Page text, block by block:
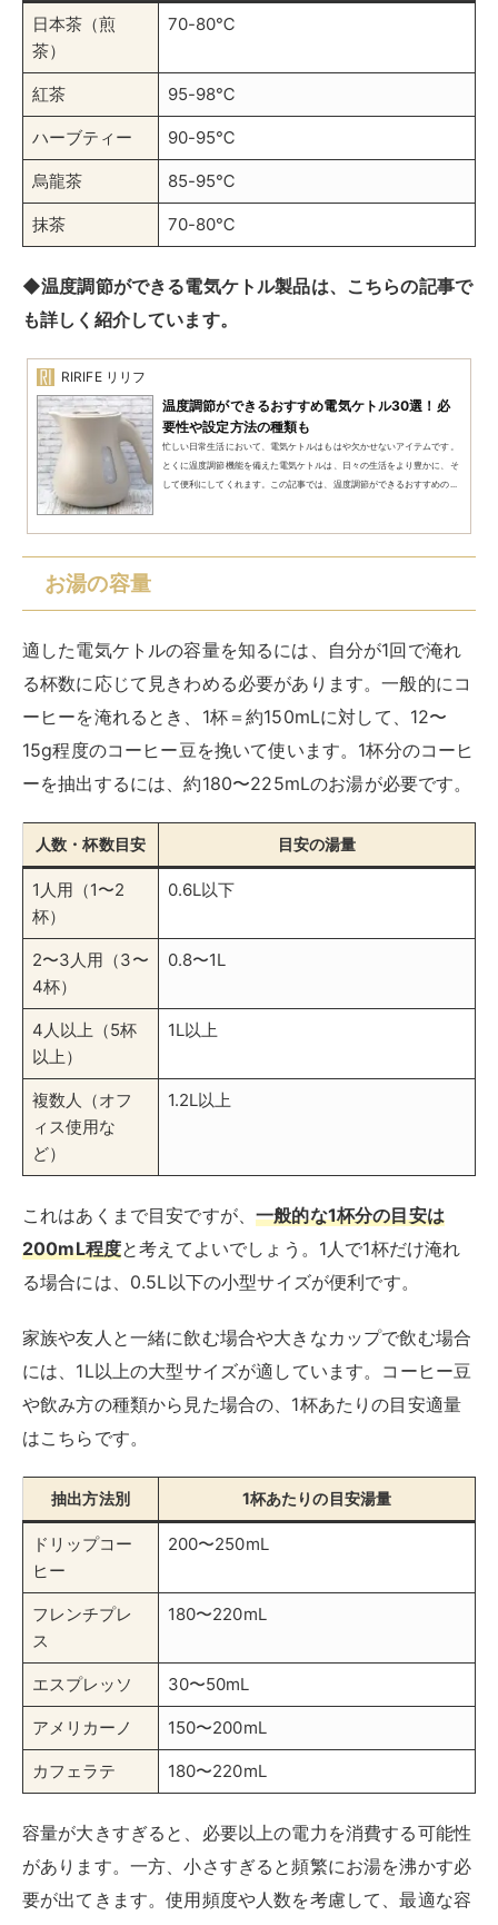
日本茶（煎
茶）
70-80℃
紅茶 95-98℃
ハーブティー 90-95℃
烏龍茶 85-95℃
抹茶 70-80℃
◆温度調節ができる電気ケトル製品は、こちらの記事で
も詳しく紹介しています。
RIRIFE リリフ
温度調節ができるおすすめ電気ケトル30選！必
要性や設定方法の種類も
忙しい日常生活において、電気ケトルはもはや欠かせないアイテムです。
とくに温度調節機能を備えた電気ケトルは、日々の生活をより豊かに、そ
して便利にしてくれます。この記事では、温度調節ができるおすすめの...
お湯の容量
適した電気ケトルの容量を知るには、自分が1回で淹れ
る杯数に応じて見きわめる必要があります。一般的にコ
ーヒーを淹れるとき、1杯＝約150mLに対して、12〜
15g程度のコーヒー豆を挽いて使います。1杯分のコーヒ
ーを抽出するには、約180〜225mLのお湯が必要です。
人数・杯数目安 目安の湯量
1人用（1〜2
杯）
0.6L以下
2〜3人用（3〜
4杯）
0.8〜1L
4人以上（5杯
以上）
1L以上
複数人（オフ
ィス使用な
ど）
1.2L以上
これはあくまで目安ですが、一般的な1杯分の目安は
200mL程度と考えてよいでしょう。1人で1杯だけ淹れ
る場合には、0.5L以下の小型サイズが便利です。
家族や友人と一緒に飲む場合や大きなカップで飲む場合
には、1L以上の大型サイズが適しています。コーヒー豆
や飲み方の種類から見た場合の、1杯あたりの目安適量
はこちらです。
抽出方法別 1杯あたりの目安湯量
ドリップコー
ヒー
200〜250mL
フレンチプレ
ス
180〜220mL
エスプレッソ 30〜50mL
アメリカーノ 150〜200mL
カフェラテ 180〜220mL
容量が大きすぎると、必要以上の電力を消費する可能性
があります。一方、小さすぎると頻繁にお湯を沸かす必
要が出てきます。使用頻度や人数を考慮して、最適な容